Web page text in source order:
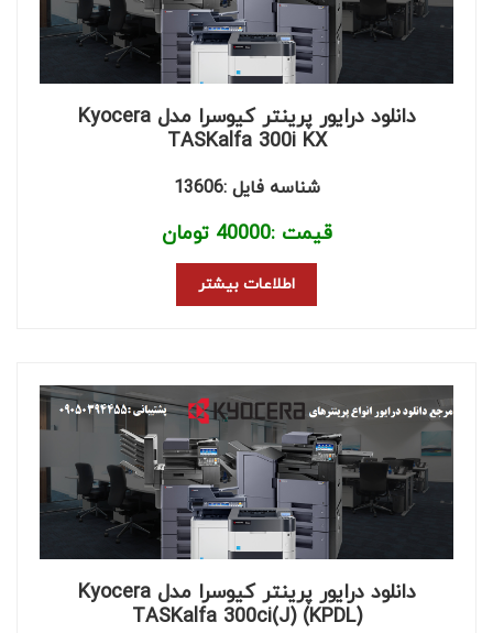
دانلود درایور پرینتر کیوسرا مدل Kyocera
TASKalfa 300i KX
شناسه فایل :13606
قیمت :40000 تومان
اطلاعات بیشتر
دانلود درایور پرینتر کیوسرا مدل Kyocera
TASKalfa 300ci(J) (KPDL)